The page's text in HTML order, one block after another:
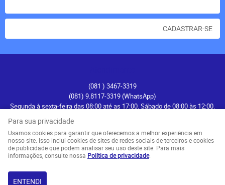
CADASTRAR-SE
(081 ) 3467-3319
(081) 9.8117-3319(WhatsApp)
Segunda à sexta-feira das 08:00 até as 17:00. Sábado de 08:00 às 12:00.
Endereço
Avenida Herculano Bandeira, 476-Pina, Recife -PE
CEP: 51110-131
Para sua privacidade
Usamos cookies para garantir que oferecemos a melhor experiência em
nosso site. Isso inclui cookies de sites de redes sociais de terceiros e cookies
de publicidade que podem analisar seu uso deste site. Para mais
informações, consulte nossa Política de privacidade.
ENTENDI